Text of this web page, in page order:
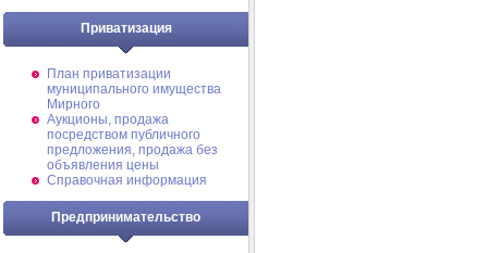
Приватизация
План приватизации
муниципального имущества
Мирного
Аукционы, продажа
посредством публичного
предложения, продажа без
объявления цены
Справочная информация
Предпринимательство